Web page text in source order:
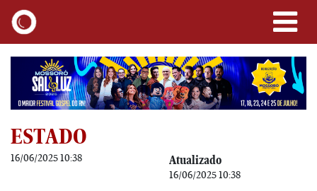
ESTADO
16/06/2025 10:38 Atualizado
16/06/2025 10:38